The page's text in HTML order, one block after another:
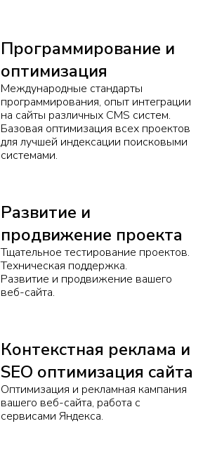
Программирование и
оптимизация
Международные стандарты
программирования, опыт интеграции
на сайты различных CMS систем.
Базовая оптимизация всех проектов
для лучшей индексации поисковыми
системами.
Развитие и
продвижение проекта
Тщательное тестирование проектов.
Техническая поддержка.
Развитие и продвижение вашего
веб-сайта.
Контекстная реклама и
SEO оптимизация сайта
Оптимизация и рекламная кампания
вашего веб-сайта, работа с
сервисами Яндекса.